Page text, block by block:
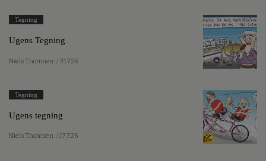
Tegning
Ugens Tegning
Niels Thomsen / 31.7.26
Tegning
Ugens tegning
Niels Thomsen / 17.7.26